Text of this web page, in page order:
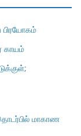
காயம்
தொடர்பில் மாகாண